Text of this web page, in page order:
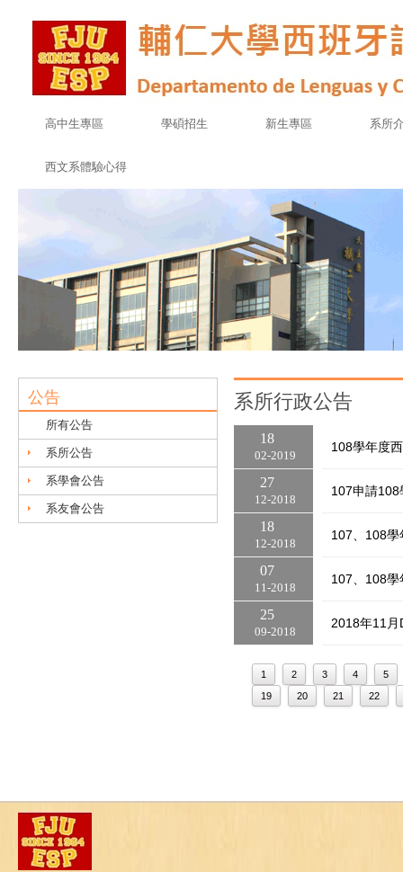
高中生專區 學碩招生 新生專區 系所
西文系體驗心得
公告
所有公告
系所公告
系學會公告
系友會公告
系所行政公告
02 2019
18
108學年度
12 2018
27
107申請108
12 2018
18
107、108學
11 2018
07
107、108學
09 2018
25
2018年11月
1 2 3 4
5
19
20 21 22